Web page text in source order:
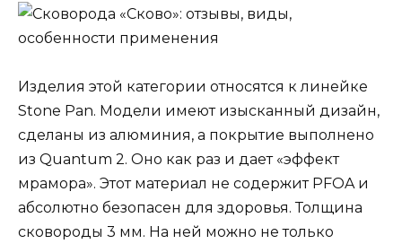
Изделия этой категории относятся к линейке
Stone Pan. Модели имеют изысканный дизайн,
сделаны из алюминия, а покрытие выполнено
из Quantum 2. Оно как раз и дает «эффект
мрамора». Этот материал не содержит PFOA и
абсолютно безопасен для здоровья. Толщина
сковороды 3 мм. На ней можно не только